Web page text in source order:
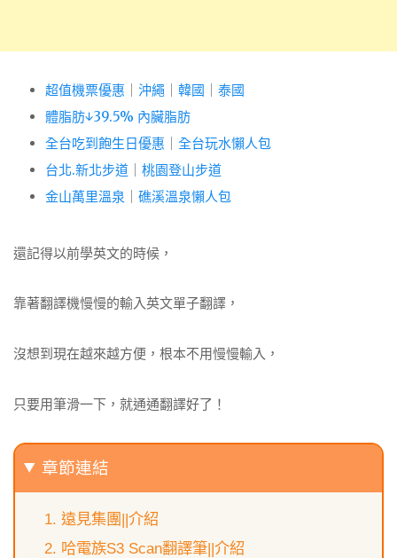
超值機票優惠 沖繩 韓國
泰國
體脂肪↓39.5% 內臟脂肪
全台吃到飽生日優惠
全台玩水懶人包
台北.新北步道
桃園登山步道
金山萬里溫泉
礁溪溫泉懶人包
還記得以前學英文的時候，
靠著翻譯機慢慢的輸入英文單子翻譯，
沒想到現在越來越方便，根本不用慢慢輸入，
只要用筆滑一下，就通通翻譯好了！
章節連結
遠見集團||介紹
哈電族S3 Scan翻譯筆||介紹